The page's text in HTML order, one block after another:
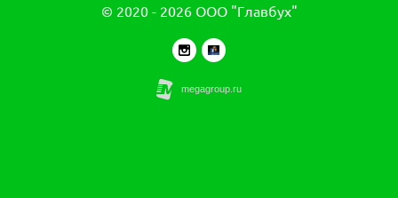
© 2020 - 2026 ООО "Главбух"